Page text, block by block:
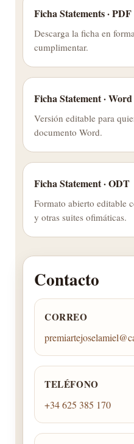
Ficha Statements · PDF
Descarga la ficha en
cumplimentar.
Ficha Statement · Word
Versión editable para
documento Word.
Ficha Statement · ODT
Formato abierto editable
y otras suites ofimáticas.
Contacto
CORREO
TELÉFONO
+34 625 385 170